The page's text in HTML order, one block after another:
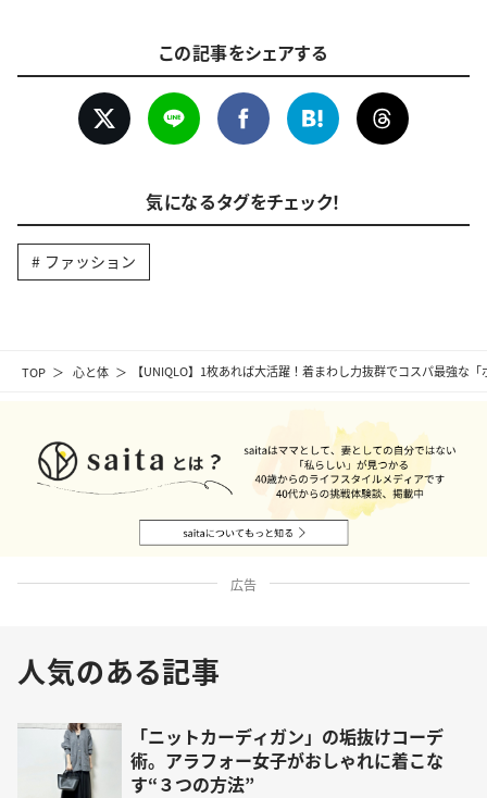
TOP 心と体 【UNIQLO】1枚あれば大活躍！着まわし力抜群でコスパ最強な
この記事をシェアする
気になるタグをチェック！
ファッション
広告
人気のある記事
「ニットカーディガン」の垢抜けコーデ
術。アラフォー女子がおしゃれに着こな
す“３つの方法”